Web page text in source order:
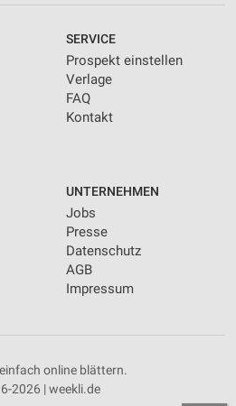
SERVICE
Prospekt einstellen
Verlage
FAQ
Kontakt
UNTERNEHMEN
Jobs
Presse
Datenschutz
AGB
Impressum
online blättern.
2026 | weekli.de